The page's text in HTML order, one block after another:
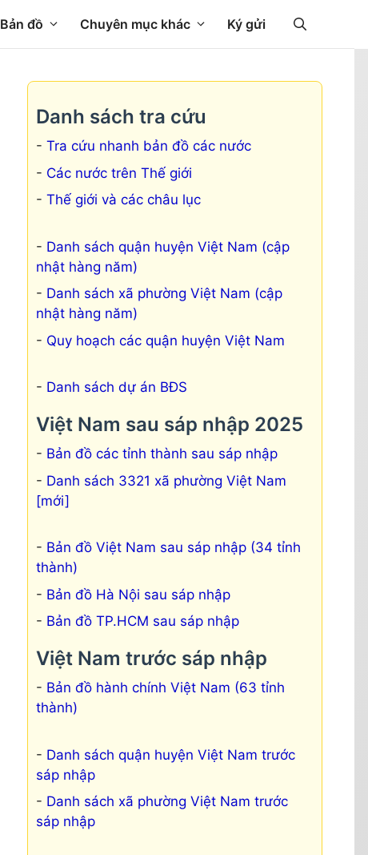
Bản đồ Chuyên mục khác Ký gửi
Danh sách tra cứu
Tra cứu nhanh bản đồ các nước
Các nước trên Thế giới
Thế giới và các châu lục
Danh sách quận huyện Việt Nam (cập
nhật hàng năm)
Danh sách xã phường Việt Nam (cập
nhật hàng năm)
Quy hoạch các quận huyện Việt Nam
Danh sách dự án BĐS
Việt Nam sau sáp nhập 2025
Bản đồ các tỉnh thành sau sáp nhập
Danh sách 3321 xã phường Việt Nam
[mới]
Bản đồ Việt Nam sau sáp nhập (34 tỉnh
thành)
Bản đồ Hà Nội sau sáp nhập
Bản đồ TP.HCM sau sáp nhập
Việt Nam trước sáp nhập
Bản đồ hành chính Việt Nam (63 tỉnh
thành)
Danh sách quận huyện Việt Nam trước
sáp nhập
Danh sách xã phường Việt Nam trước
sáp nhập